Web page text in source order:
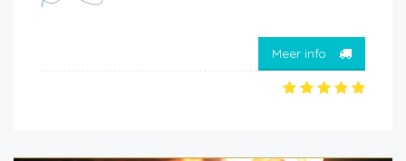
Meer info